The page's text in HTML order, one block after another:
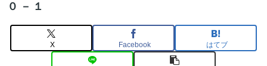
０－１
X Facebook はてブ